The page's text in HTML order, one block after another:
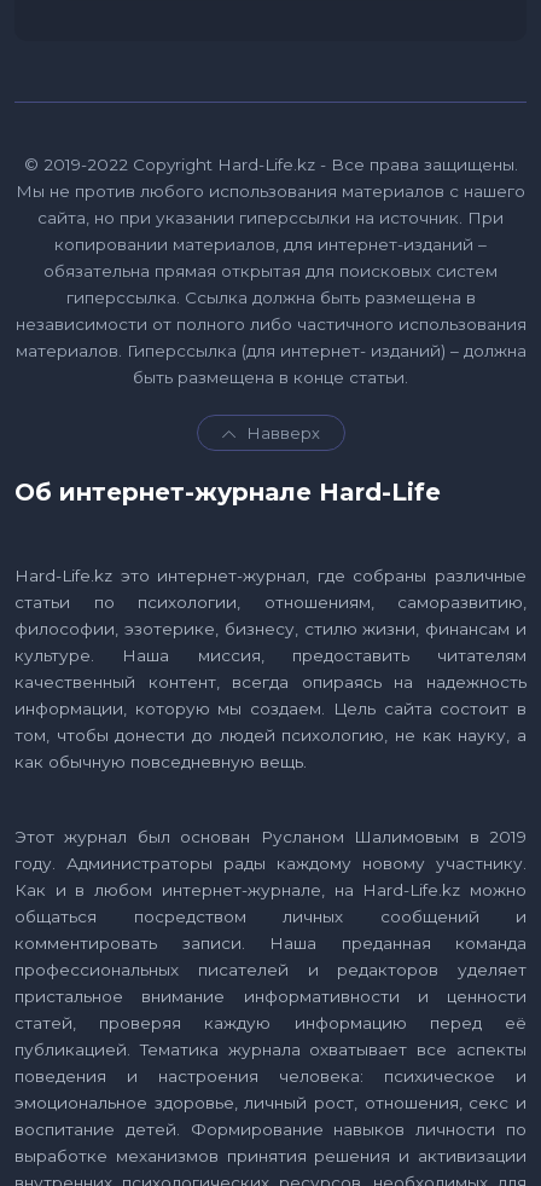
© 2019-2022 Copyright Hard-Life.kz - Все права защищены.
Мы не против любого использования материалов с нашего
сайта, но при указании гиперссылки на источник. При
копировании материалов, для интернет-изданий –
обязательна прямая открытая для поисковых систем
гиперссылка. Ссылка должна быть размещена в
независимости от полного либо частичного использования
материалов. Гиперссылка (для интернет- изданий) – должна
быть размещена в конце статьи.
Навверх
Об интернет-журнале Hard-Life
Hard-Life.kz это интернет-журнал, где собраны различные
статьи по психологии, отношениям, саморазвитию,
философии, эзотерике, бизнесу, стилю жизни, финансам и
культуре. Наша миссия, предоставить читателям
качественный контент, всегда опираясь на надежность
информации, которую мы создаем. Цель сайта состоит в
том, чтобы донести до людей психологию, не как науку, а
как обычную повседневную вещь.
Этот журнал был основан Русланом Шалимовым в 2019
году. Администраторы рады каждому новому участнику.
Как и в любом интернет-журнале, на Hard-Life.kz можно
общаться посредством личных сообщений и
комментировать записи. Наша преданная команда
профессиональных писателей и редакторов уделяет
пристальное внимание информативности и ценности
статей, проверяя каждую информацию перед её
публикацией. Тематика журнала охватывает все аспекты
поведения и настроения человека: психическое и
эмоциональное здоровье, личный рост, отношения, секс и
воспитание детей. Формирование навыков личности по
выработке механизмов принятия решения и активизации